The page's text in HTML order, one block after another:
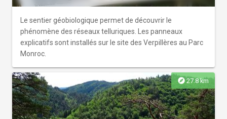
Le sentier géobiologique permet de découvrir le
phénomène des réseaux telluriques. Les panneaux
explicatifs sont installés sur le site des Verpillères au Parc
Monroc.
explore 27.8 km